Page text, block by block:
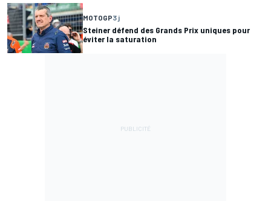
MOTOGP3 j
Steiner défend des Grands Prix uniques pour
éviter la saturation